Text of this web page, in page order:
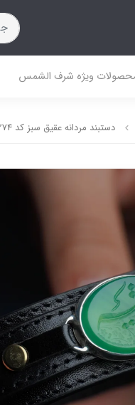
ویژه شرف الشمس
دستبند مردانه عقیق سبز کد 1274